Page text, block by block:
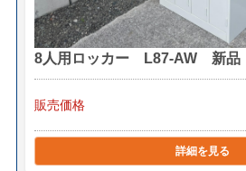
8人用ロッカー L87-AW 新品
販売価格
詳細を見る